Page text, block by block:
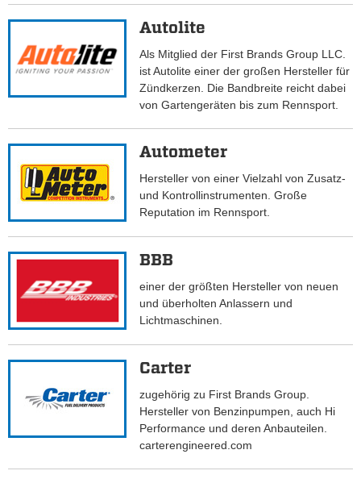
Autolite
Als Mitglied der First Brands Group LLC.
ist Autolite einer der großen Hersteller für
Zündkerzen. Die Bandbreite reicht dabei
von Gartengeräten bis zum Rennsport.
Autometer
Hersteller von einer Vielzahl von Zusatz-
und Kontrollinstrumenten. Große
Reputation im Rennsport.
BBB
einer der größten Hersteller von neuen
und überholten Anlassern und
Lichtmaschinen.
Carter
zugehörig zu First Brands Group.
Hersteller von Benzinpumpen, auch Hi
Performance und deren Anbauteilen.
carterengineered.com